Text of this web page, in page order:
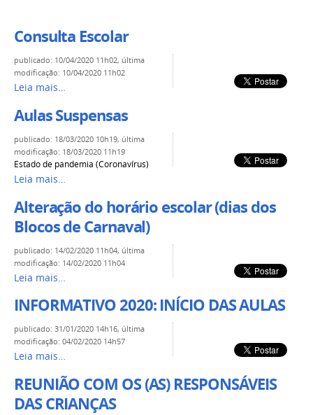
Consulta Escolar
publicado: 10/04/2020 11h02, última
modificação: 10/04/2020 11h02
Leia mais…
Aulas Suspensas
publicado: 18/03/2020 10h19, última
modificação: 18/03/2020 11h19
Estado de pandemia (Coronavírus)
Leia mais…
Alteração do horário escolar (dias dos
Blocos de Carnaval)
publicado: 14/02/2020 11h04, última
modificação: 14/02/2020 11h04
Leia mais…
INFORMATIVO 2020: INÍCIO DAS AULAS
publicado: 31/01/2020 14h16, última
modificação: 04/02/2020 14h57
Leia mais…
REUNIÃO COM OS (AS) RESPONSÁVEIS
DAS CRIANÇAS